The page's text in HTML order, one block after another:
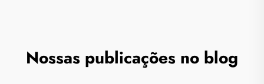
Nossas publicações no blog